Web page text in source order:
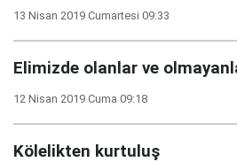
13 Nisan 2019 Cumartesi 09:33
Elimizde olanlar ve
12 Nisan 2019 Cuma 09:18
Kölelikten kurtuluş